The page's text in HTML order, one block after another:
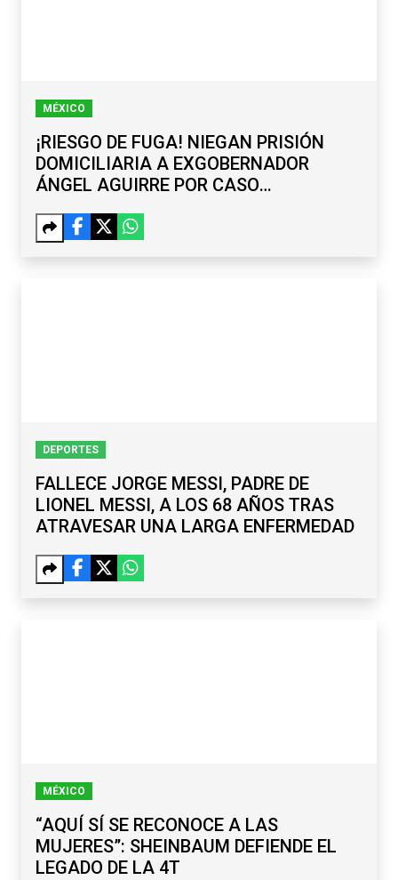
MÉXICO
¡RIESGO DE FUGA! NIEGAN PRISIÓN
DOMICILIARIA A EXGOBERNADOR
ÁNGEL AGUIRRE POR CASO
DEPORTES
FALLECE JORGE MESSI, PADRE DE
LIONEL MESSI, A LOS 68 AÑOS TRAS
ATRAVESAR UNA LARGA ENFERMEDAD
MÉXICO
“AQUÍ SÍ SE RECONOCE A LAS
MUJERES”: SHEINBAUM DEFIENDE EL
LEGADO DE LA 4T